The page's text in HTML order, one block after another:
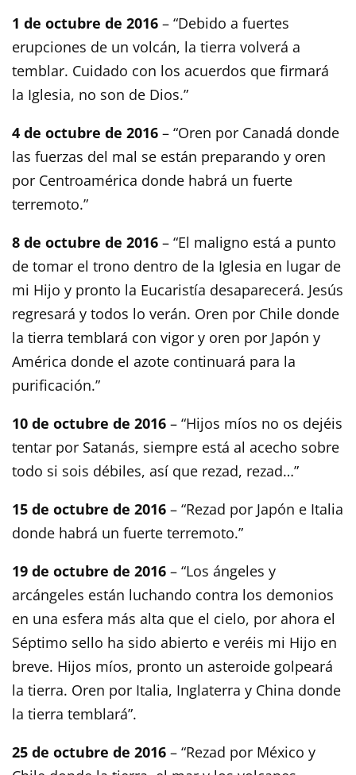
1 de octubre de 2016 – “Debido a fuertes
erupciones de un volcán, la tierra volverá a
temblar. Cuidado con los acuerdos que firmará
la Iglesia, no son de Dios.”
4 de octubre de 2016 – “Oren por Canadá donde
las fuerzas del mal se están preparando y oren
por Centroamérica donde habrá un fuerte
terremoto.”
8 de octubre de 2016 – “El maligno está a punto
de tomar el trono dentro de la Iglesia en lugar de
mi Hijo y pronto la Eucaristía desaparecerá. Jesús
regresará y todos lo verán. Oren por Chile donde
la tierra temblará con vigor y oren por Japón y
América donde el azote continuará para la
purificación.”
10 de octubre de 2016 – “Hijos míos no os dejéis
tentar por Satanás, siempre está al acecho sobre
todo si sois débiles, así que rezad, rezad…”
15 de octubre de 2016 – “Rezad por Japón e Italia
donde habrá un fuerte terremoto.”
19 de octubre de 2016 – “Los ángeles y
arcángeles están luchando contra los demonios
en una esfera más alta que el cielo, por ahora el
Séptimo sello ha sido abierto e veréis mi Hijo en
breve. Hijos míos, pronto un asteroide golpeará
la tierra. Oren por Italia, Inglaterra y China donde
la tierra temblará”.
25 de octubre de 2016 – “Rezad por México y